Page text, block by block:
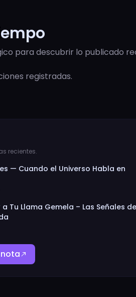
para descubrir lo publicado
registradas.
recientes.
— Cuando el Universo Habla en
Tu Llama Gemela – Las Señales
north_east